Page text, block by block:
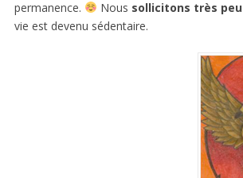
permanence.
Nous sollicitons très peu
vie est devenu sédentaire.